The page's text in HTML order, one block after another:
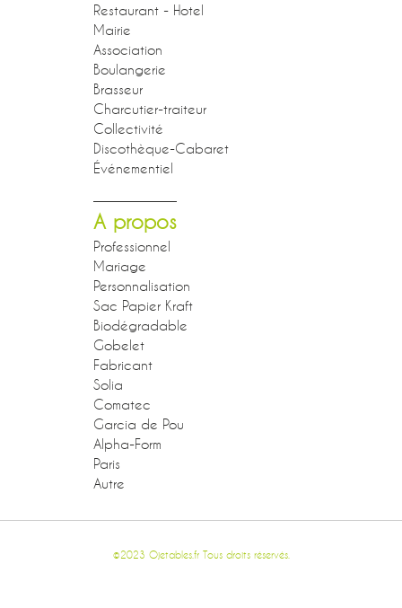
Restaurant - Hotel
Mairie
Association
Boulangerie
Brasseur
Charcutier-traiteur
Collectivité
Discothèque-Cabaret
Événementiel
A propos
Professionnel
Mariage
Personnalisation
Sac Papier Kraft
Biodégradable
Gobelet
Fabricant
Solia
Comatec
Garcia de Pou
Alpha-Form
Paris
Autre
©2023 Ojetables.fr Tous droits réservés.